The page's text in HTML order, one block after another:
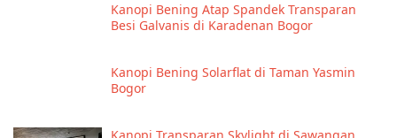
Kanopi Bening Atap Spandek Transparan
Besi Galvanis di Karadenan Bogor
Kanopi Bening Solarflat di Taman Yasmin
Bogor